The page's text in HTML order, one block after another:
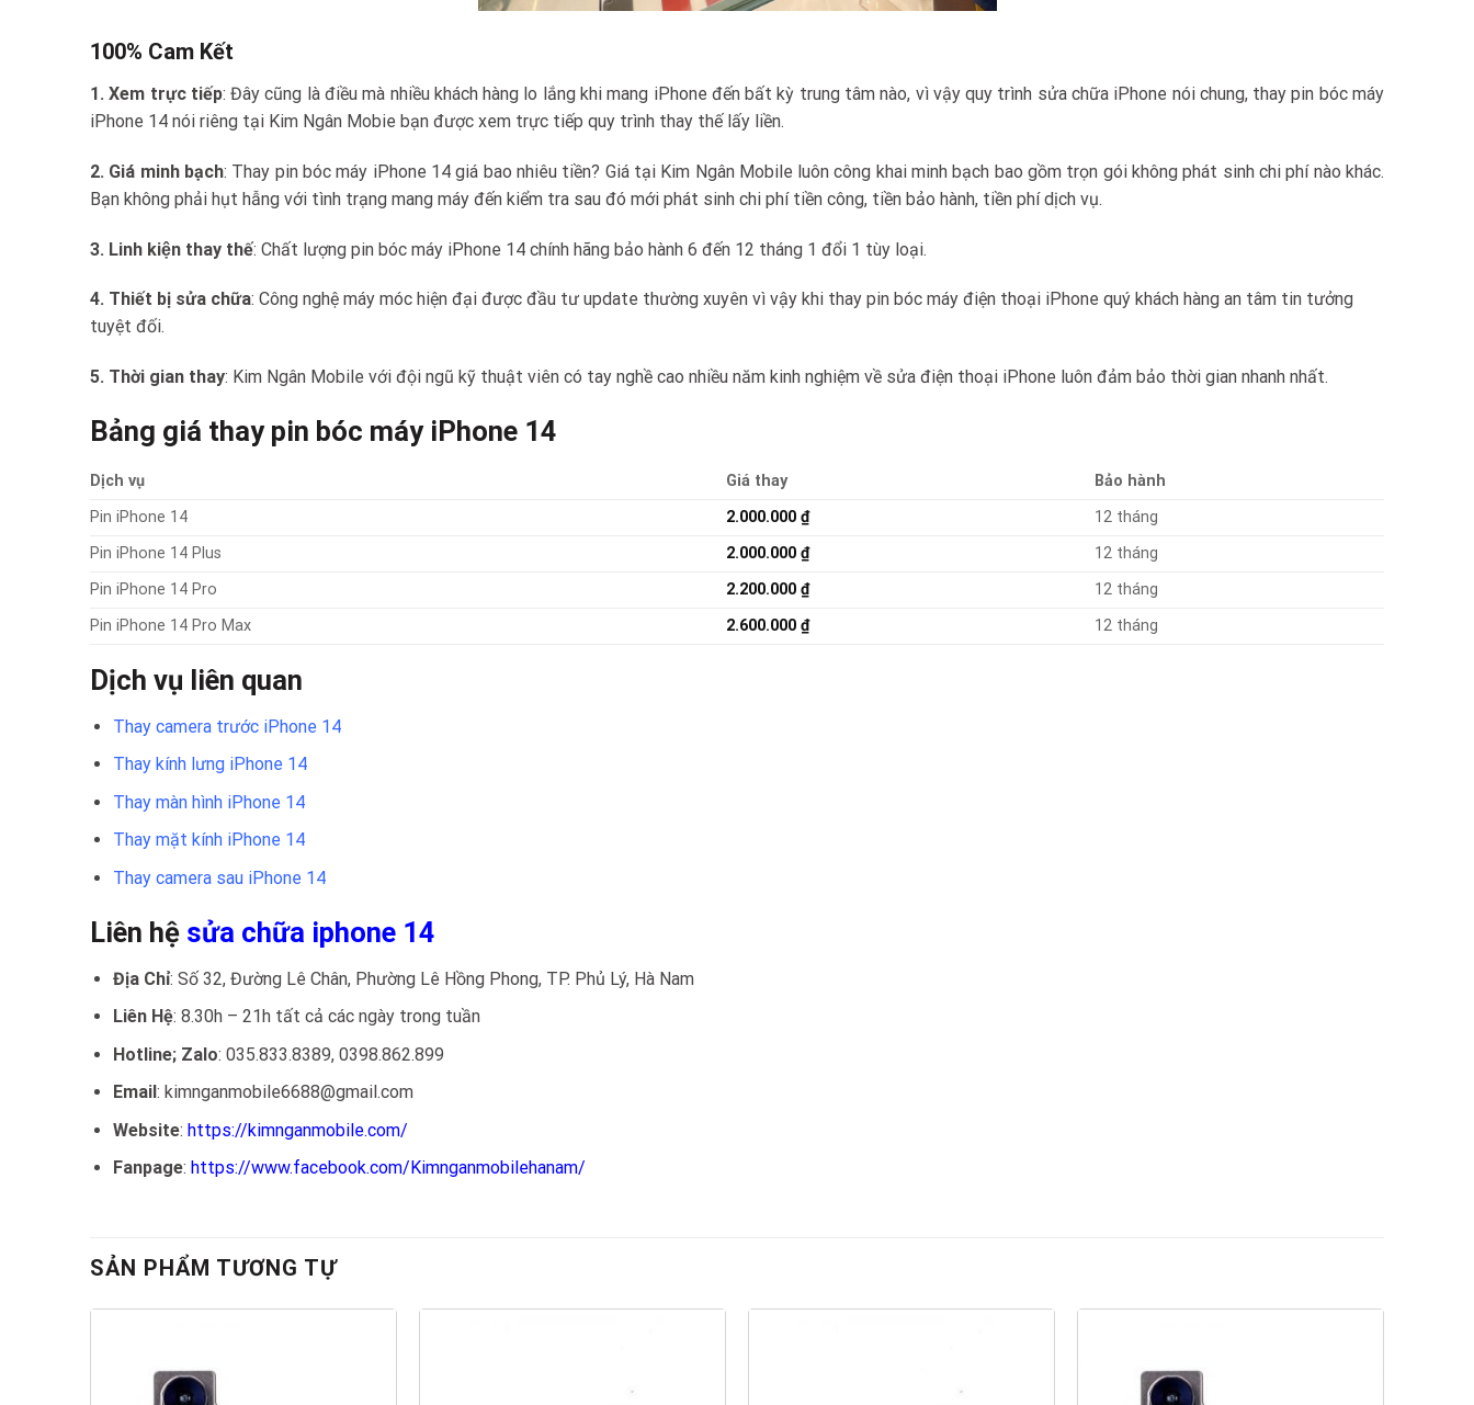
100% Cam Kết
1. Xem trực tiếp: Đây cũng là điều mà nhiều khách hàng lo lắng khi mang iPhone đến bất kỳ trung tâm nào, vì vậy quy trình sửa chữa iPhone nói chung, thay pin bóc máy
iPhone 14 nói riêng tại Kim Ngân Mobie bạn được xem trực tiếp quy trình thay thế lấy liền.
2. Giá minh bạch: Thay pin bóc máy iPhone 14 giá bao nhiêu tiền? Giá tại Kim Ngân Mobile luôn công khai minh bạch bao gồm trọn gói không phát sinh chi phí nào khác.
Bạn không phải hụt hẫng với tình trạng mang máy đến kiểm tra sau đó mới phát sinh chi phí tiền công, tiền bảo hành, tiền phí dịch vụ.
3. Linh kiện thay thế: Chất lượng pin bóc máy iPhone 14 chính hãng bảo hành 6 đến 12 tháng 1 đổi 1 tùy loại.
4. Thiết bị sửa chữa: Công nghệ máy móc hiện đại được đầu tư update thường xuyên vì vậy khi thay pin bóc máy điện thoại iPhone quý khách hàng an tâm tin tưởng
tuyệt đối.
5. Thời gian thay: Kim Ngân Mobile với đội ngũ kỹ thuật viên có tay nghề cao nhiều năm kinh nghiệm về sửa điện thoại iPhone luôn đảm bảo thời gian nhanh nhất.
Bảng giá thay pin bóc máy iPhone 14
Dịch vụ Giá thay
Bảo hành
Pin iPhone 14
2.000.000₫
12 tháng
Pin iPhone 14 Plus
2.000.000₫
12 tháng
Pin iPhone 14 Pro
2.200.000₫
12 tháng
Pin iPhone 14 Pro Max
2.600.000₫ 12 tháng
Dịch vụ liên quan
Thay camera trước iPhone 14
Thay kính lưng iPhone 14
Thay màn hình iPhone 14
Thay mặt kính iPhone 14
Thay camera sau iPhone 14
Liên hệ sửa chữa iphone 14
Địa Chỉ: Số 32, Đường Lê Chân, Phường Lê Hồng Phong, TP. Phủ Lý, Hà Nam
Liên Hệ: 8.30h – 21h tất cả các ngày trong tuần
Hotline; Zalo: 035.833.8389, 0398.862.899
Email : kimnganmobile6688@gmail.com
Website: https://kimnganmobile.com/
Fanpage: https://www.facebook.com/Kimnganmobilehanam/
SẢN PHẨM TƯƠNG TỰ